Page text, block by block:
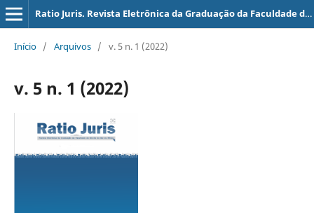
Ratio Juris. Revista Eletrônica da Graduação da Faculdade de Direito do Sul de Minas
Início / Arquivos / v. 5 n. 1 (2022)
v. 5 n. 1 (2022)